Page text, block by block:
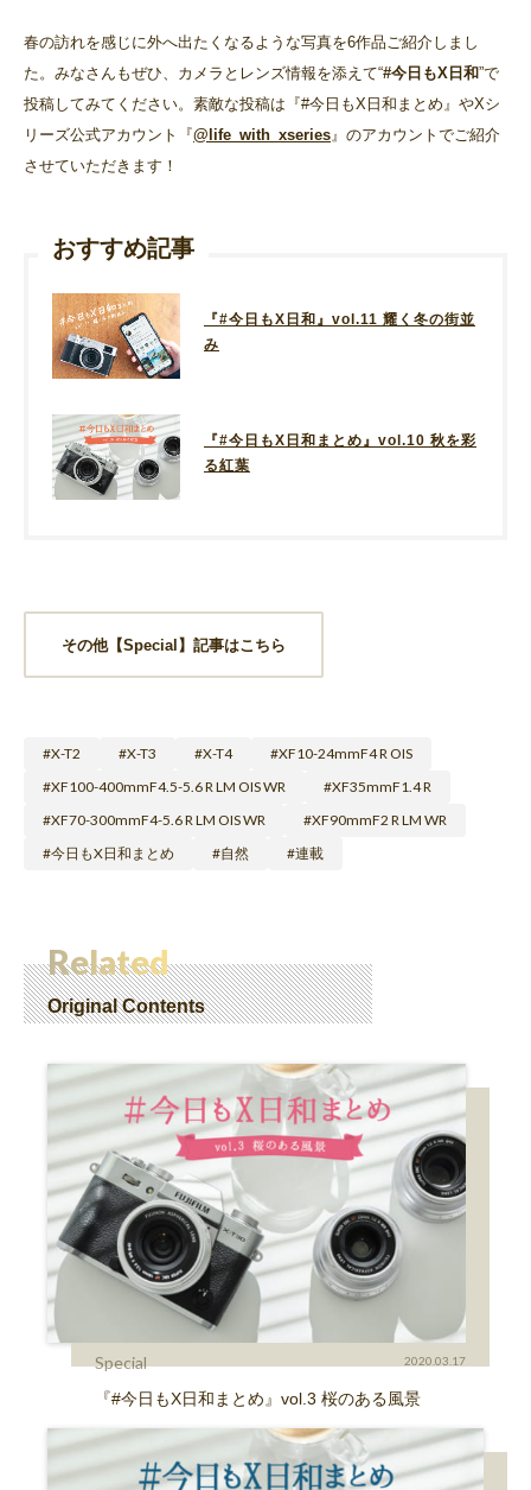
春の訪れを感じに外へ出たくなるような写真を6作品ご紹介しまし
た。みなさんもぜひ、カメラとレンズ情報を添えて“#今日もX日和”で
投稿してみてください。素敵な投稿は『#今日もX日和まとめ』やXシ
リーズ公式アカウント『@life_with_xseries 』のアカウントでご紹介
させていただきます！
おすすめ記事
『#今日もX日和』vol.11 耀く冬の街並
み
『#今日もX日和まとめ』vol.10 秋を彩
る紅葉
その他【Special】記事はこちら
X-T2 X-T3 X-T4
XF10-24mmF4 R OIS
XF100-400mmF4.5-5.6 R LM OIS WR
XF35mmF1.4 R
XF70-300mmF4-5.6 R LM OIS WR
XF90mmF2 R LM WR
今日もX日和まとめ
自然 連載
Related
Original Contents
Special 2020.03.17
『#今日もX日和まとめ』vol.3 桜のある風景